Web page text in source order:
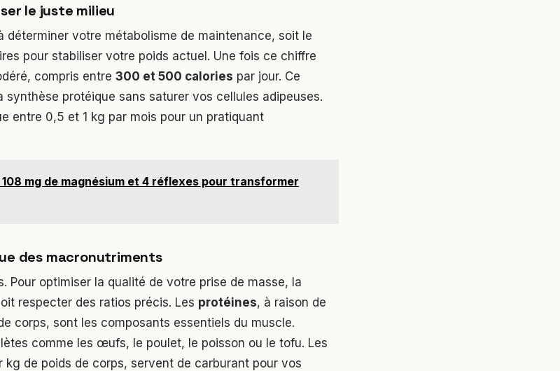
le juste milieu
déterminer votre métabolisme de maintenance, soit le
pour stabiliser votre poids actuel. Une fois ce chiffre
compris entre 300 et 500 calories par jour. Ce
synthèse protéique sans saturer vos cellules adipeuses.
entre 0,5 et 1 kg par mois pour un pratiquant
mg de magnésium et 4 réflexes pour transformer
des macronutriments
Pour optimiser la qualité de votre prise de masse, la
respecter des ratios précis. Les protéines, à raison de
corps, sont les composants essentiels du muscle.
comme les œufs, le poulet, le poisson ou le tofu. Les
kg de poids de corps, servent de carburant pour vos